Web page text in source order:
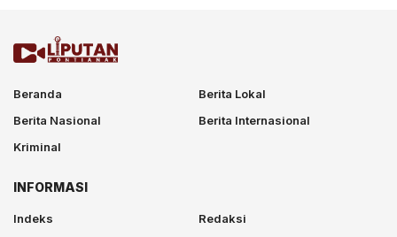
Beranda
Berita Lokal
Berita Nasional
Berita Internasional
Kriminal
INFORMASI
Indeks
Redaksi